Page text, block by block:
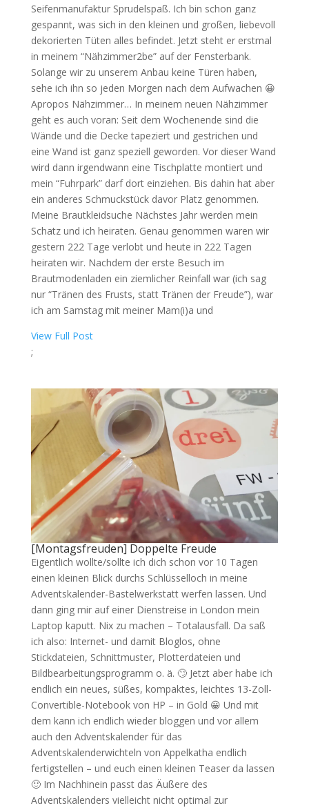
Seifenmanufaktur Sprudelspaß. Ich bin schon ganz
gespannt, was sich in den kleinen und großen, liebevoll
dekorierten Tüten alles befindet. Jetzt steht er erstmal
in meinem “Nähzimmer2be” auf der Fensterbank.
Solange wir zu unserem Anbau keine Türen haben,
sehe ich ihn so jeden Morgen nach dem Aufwachen 😀
Apropos Nähzimmer… In meinem neuen Nähzimmer
geht es auch voran: Seit dem Wochenende sind die
Wände und die Decke tapeziert und gestrichen und
eine Wand ist ganz speziell geworden. Vor dieser Wand
wird dann irgendwann eine Tischplatte montiert und
mein “Fuhrpark” darf dort einziehen. Bis dahin hat aber
ein anderes Schmuckstück davor Platz genommen.
Meine Brautkleidsuche Nächstes Jahr werden mein
Schatz und ich heiraten. Genau genommen waren wir
gestern 222 Tage verlobt und heute in 222 Tagen
heiraten wir. Nachdem der erste Besuch im
Brautmodenladen ein ziemlicher Reinfall war (ich sag
nur “Tränen des Frusts, statt Tränen der Freude”), war
ich am Samstag mit meiner Mam(i)a und
View Full Post
;
[Montagsfreuden] Doppelte Freude
Eigentlich wollte/sollte ich dich schon vor 10 Tagen
einen kleinen Blick durchs Schlüsselloch in meine
Adventskalender-Bastelwerkstatt werfen lassen. Und
dann ging mir auf einer Dienstreise in London mein
Laptop kaputt. Nix zu machen – Totalausfall. Da saß
ich also: Internet- und damit Bloglos, ohne
Stickdateien, Schnittmuster, Plotterdateien und
Bildbearbeitungsprogramm o. ä. 🙄 Jetzt aber habe ich
endlich ein neues, süßes, kompaktes, leichtes 13-Zoll-
Convertible-Notebook von HP – in Gold 😀 Und mit
dem kann ich endlich wieder bloggen und vor allem
auch den Adventskalender für das
Adventskalenderwichteln von Appelkatha endlich
fertigstellen – und euch einen kleinen Teaser da lassen
🙂 Im Nachhinein passt das Äußere des
Adventskalenders vielleicht nicht optimal zur